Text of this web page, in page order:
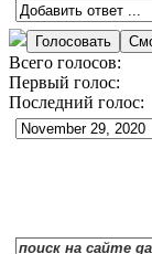
Всего голосов:
Первый голос:
Последний голос: